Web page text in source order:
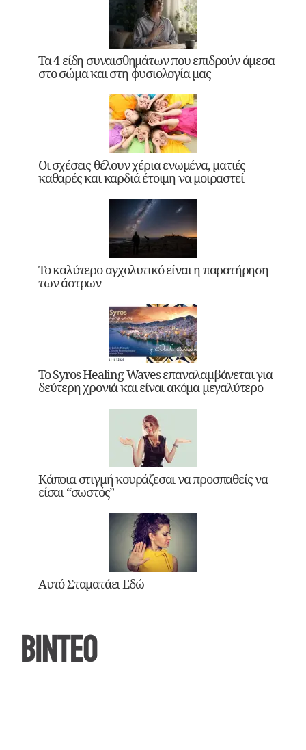
Τα 4 είδη συναισθημάτων που επιδρούν άμεσα
στο σώμα και στη φυσιολογία μας
Οι σχέσεις θέλουν χέρια ενωμένα, ματιές
καθαρές και καρδιά έτοιμη να μοιραστεί
Το καλύτερο αγχολυτικό είναι η παρατήρηση
των άστρων
Το Syros Healing Waves επαναλαμβάνεται για
δεύτερη χρονιά και είναι ακόμα μεγαλύτερο
Κάποια στιγμή κουράζεσαι να προσπαθείς να
είσαι “σωστός”
Αυτό Σταματάει Εδώ
ΒΙΝΤΕΟ